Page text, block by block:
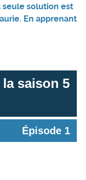
seule solution est
En apprenant
saison 5
Épisode 1